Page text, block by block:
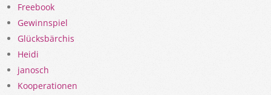
Freebook
Gewinnspiel
Glücksbärchis
Heidi
janosch
Kooperationen